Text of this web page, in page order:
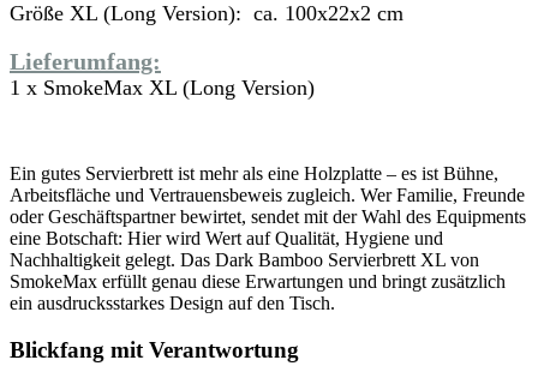
Größe XL (Long Version): ca. 100x22x2 cm
Lieferumfang:
1 x SmokeMax XL (Long Version)
Ein gutes Servierbrett ist mehr als eine Holzplatte – es ist Bühne,
Arbeitsfläche und Vertrauensbeweis zugleich. Wer Familie, Freunde
oder Geschäftspartner bewirtet, sendet mit der Wahl des Equipments
eine Botschaft: Hier wird Wert auf Qualität, Hygiene und
Nachhaltigkeit gelegt. Das Dark Bamboo Servierbrett XL von
SmokeMax erfüllt genau diese Erwartungen und bringt zusätzlich
ein ausdrucksstarkes Design auf den Tisch.
Blickfang mit Verantwortung